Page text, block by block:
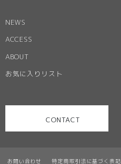
お問い合わせ 特定商取引法に基づく表記
NEWS
ACCESS
ABOUT
お気に入りリスト
CONTACT